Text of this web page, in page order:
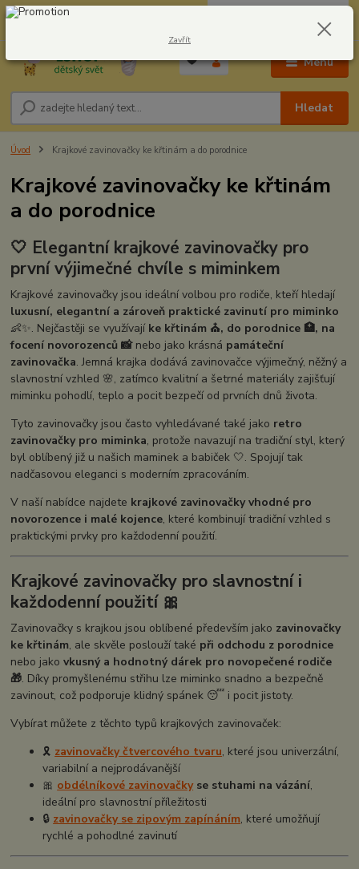
Menu
Hledat
604278943 0,00 Kč
Úvod Krajkové zavinovačky ke křtinám a do porodnice
Krajkové zavinovačky ke křtinám
a do porodnice
🤍 Elegantní krajkové zavinovačky pro
první výjimečné chvíle s miminkem
Krajkové zavinovačky jsou ideální volbou pro rodiče, kteří hledají
luxusní, elegantní a zároveň praktické zavinutí pro miminko
👶✨. Nejčastěji se využívají ke křtinám ⛪, do porodnice 🏥, na
focení novorozenců 📸nebo jako krásná památeční
zavinovačka. Jemná krajka dodává zavinovačce výjimečný, něžný a
slavnostní vzhled 🌸, zatímco kvalitní a šetrné materiály zajišťují
miminku pohodlí, teplo a pocit bezpečí od prvních dnů života.
Tyto zavinovačky jsou často vyhledávané také jako retro
zavinovačky pro miminka, protože navazují na tradiční styl, který
byl oblíbený již u našich maminek a babiček 🤍. Spojují tak
nadčasovou eleganci s moderním zpracováním.
V naší nabídce najdete krajkové zavinovačky vhodné pro
novorozence i malé kojence, které kombinují tradiční vzhled s
praktickými prvky pro každodenní použití.
Krajkové zavinovačky pro slavnostní i
každodenní použití 🎀
Zavinovačky s krajkou jsou oblíbené především jako zavinovačky
ke křtinám, ale skvěle poslouží také při odchodu z porodnice
nebo jakovkusný a hodnotný dárek pro novopečené rodiče
🎁. Díky promyšlenému střihu lze miminko snadno a bezpečně
zavinout, což podporuje klidný spánek 😴 i pocit jistoty.
Vybírat můžete z těchto typů krajkových zavinovaček:
🎗️ zavinovačky čtvercového tvaru, které jsou univerzální,
variabilní a nejprodávanější
🎀 obdélníkové zavinovačkyse stuhami na vázání,
ideální pro slavnostní příležitosti
🔒 zavinovačky se zipovým zapínáním, které umožňují
rychlé a pohodlné zavinutí
Zavřít